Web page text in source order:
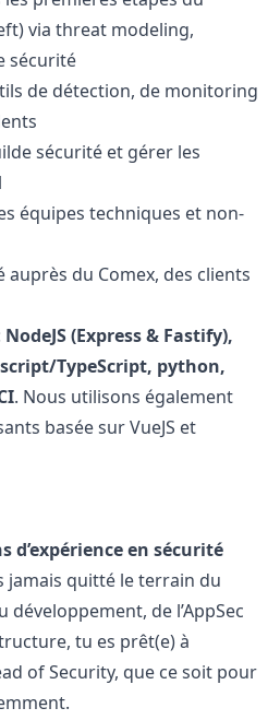
via threat modeling,
sécurité
de détection, de monitoring
sécurité et gérer les
équipes techniques et non-
du Comex, des clients
NodeJS (Express & Fastify),
/TypeScript, python,
. Nous utilisons également
basée sur VueJS et
d’expérience en sécurité
jamais quitté le terrain du
développement, de l’AppSec
tu es prêt(e) à
of Security, que ce soit pour